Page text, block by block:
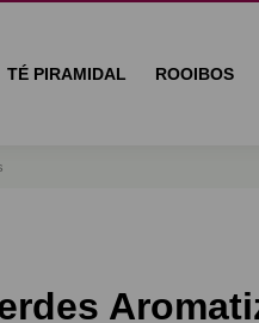
TÉ PIRAMIDAL ROOIBOS